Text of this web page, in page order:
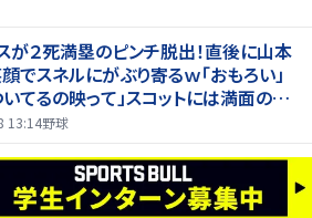
が２死満塁のピンチ脱出！直後に山本
でスネルにがぶり寄るｗ「おもろい」
いてるの映って」スコットには満面の笑
13:14野球